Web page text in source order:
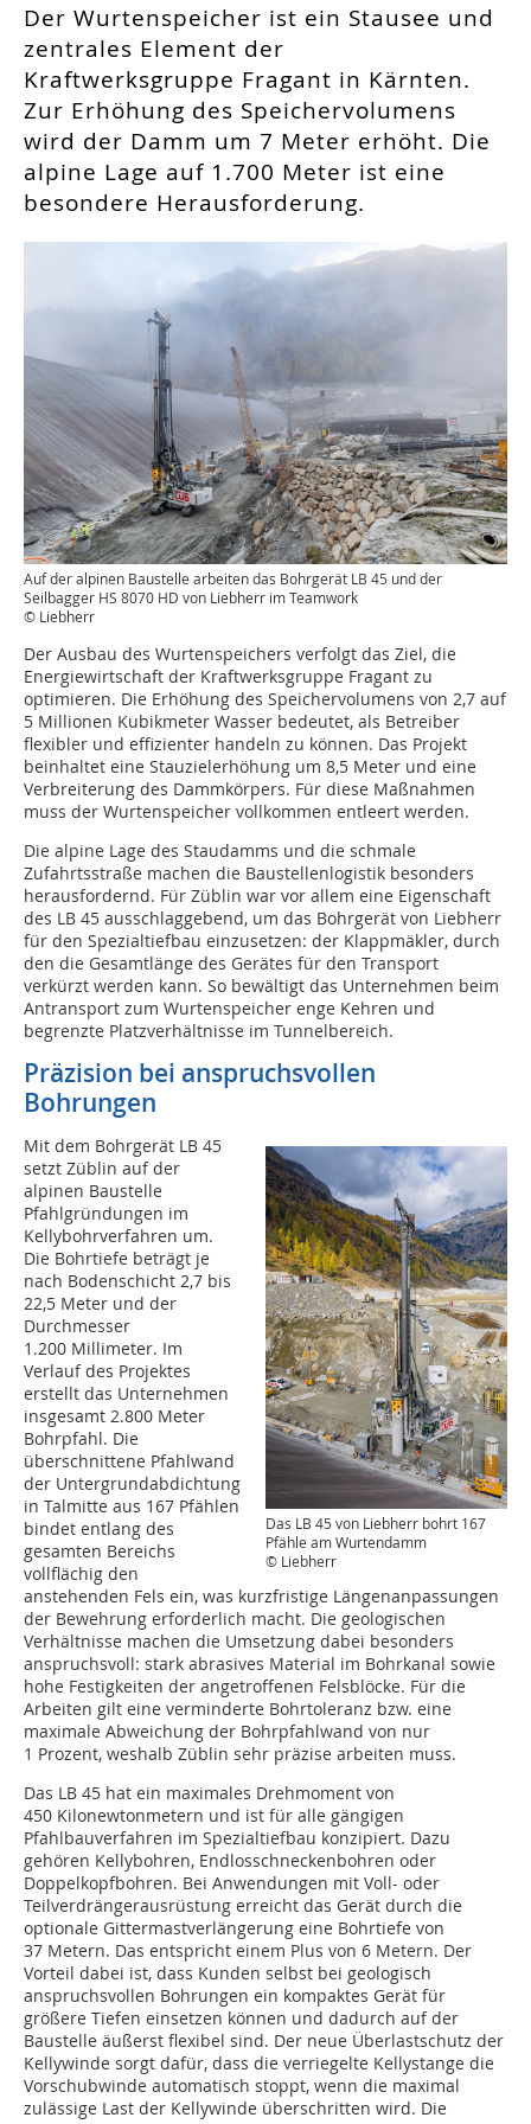
Der Wurtenspeicher ist ein Stausee und
zentrales Element der
Kraftwerksgruppe­ Fragant in Kärnten.
Zur Erhöhung des Speichervolumens
wird der Damm um 7 Meter erhöht. Die
alpine Lage auf 1.700 Meter ist eine
besondere Herausforderung.
Auf der alpinen Baustelle arbeiten das Bohrgerät LB 45 und der
Seilbagger HS 8070 HD von Liebherr im Teamwork
© Liebherr
Der Ausbau des Wurtenspeichers verfolgt das Ziel, die
Energiewirtschaft der Kraftwerksgruppe Fragant zu
optimieren. Die Erhöhung des Speichervolumens von 2,7 auf
5 Millionen Kubikmeter Wasser bedeutet, als Betreiber
flexibler und effizienter handeln zu können. Das Projekt
beinhaltet eine Stauzielerhöhung um 8,5 Meter und eine
Verbreiterung des Dammkörpers. Für diese Maßnahmen
muss der Wurtenspeicher vollkommen entleert werden.
Die alpine Lage des Staudamms und die schmale
Zufahrtsstraße machen die Baustellenlogistik besonders
herausfordernd. Für Züblin war vor allem eine Eigenschaft
des LB 45 ausschlaggebend, um das Bohrgerät von Liebherr
für den Spezialtiefbau einzusetzen: der Klappmäkler, durch
den die Gesamtlänge des Gerätes für den Transport
verkürzt werden kann. So bewältigt das Unternehmen beim
Antransport zum Wurtenspeicher enge Kehren und
begrenzte Platzverhältnisse im Tunnelbereich.
Präzision bei anspruchsvollen
Bohrungen
Das LB 45 von Liebherr bohrt 167
Pfähle am Wurtendamm
© Liebherr
Mit dem Bohrgerät LB 45
setzt Züblin auf der
alpinen Baustelle
Pfahlgründungen im
Kellybohrverfahren um.
Die Bohrtiefe beträgt je
nach Bodenschicht 2,7 bis
22,5 Meter und der
Durchmesser
1.200 Millimeter. Im
Verlauf des Projektes
erstellt das Unternehmen
insgesamt 2.800 Meter
Bohrpfahl. Die
überschnittene Pfahlwand
der Untergrundabdichtung
in Talmitte aus 167 Pfählen
bindet entlang des
gesamten Bereichs
vollflächig den
anstehenden Fels ein, was kurzfristige Längenanpassungen
der Bewehrung erforderlich macht. Die geologischen
Verhältnisse machen die Umsetzung dabei besonders
anspruchsvoll: stark abrasives Material im Bohrkanal sowie
hohe Festigkeiten der angetroffenen Felsblöcke. Für die
Arbeiten gilt eine verminderte Bohrtoleranz bzw. eine
maximale Abweichung der Bohrpfahlwand von nur
1 Prozent, weshalb Züblin sehr präzise arbeiten muss.
Das LB 45 hat ein maximales Drehmoment von
450 Kilonewtonmetern und ist für alle gängigen
Pfahlbauverfahren im Spezialtiefbau konzipiert. Dazu
gehören Kellybohren, Endlosschneckenbohren oder
Doppelkopfbohren. Bei Anwendungen mit Voll- oder
Teilverdrängerausrüstung erreicht das Gerät durch die
optionale Gittermastverlängerung eine Bohrtiefe von
37 Metern. Das entspricht einem Plus von 6 Metern. Der
Vorteil dabei ist, dass Kunden selbst bei geologisch
anspruchsvollen Bohrungen ein kompaktes Gerät für
größere Tiefen einsetzen können und dadurch auf der
Baustelle äußerst flexibel sind. Der neue Überlastschutz der
Kellywinde sorgt dafür, dass die verriegelte Kellystange die
Vorschubwinde automatisch stoppt, wenn die maximal
zulässige Last der Kellywinde überschritten wird. Die